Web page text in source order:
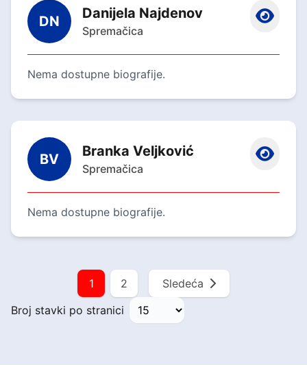
DN Danijela Najdenov
Spremačica
Nema dostupne biografije.
BV Branka Veljković
Spremačica
Nema dostupne biografije.
1 2
Sledeća
Broj stavki po stranici